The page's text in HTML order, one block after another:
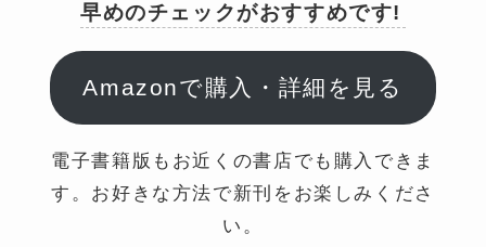
早めのチェックがおすすめです!
Amazonで購入・詳細を見る
電子書籍版もお近くの書店でも購入できま
す。お好きな方法で新刊をお楽しみくださ
い。